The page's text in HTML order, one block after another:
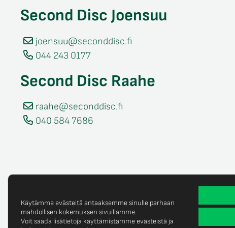
Second Disc Joensuu
joensuu@seconddisc.fi
044 243 0177
Second Disc Raahe
raahe@seconddisc.fi
040 584 7686
© Copyright 2025 Second Disc Oy
Käytämme evästeitä antaaksemme sinulle parhaan
mahdollisen kokemuksen sivuillamme.
Voit saada lisätietoja käyttämistämme evästeistä ja